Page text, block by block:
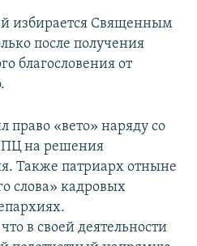
избирается Священным
после получения
благословения от
право «вето» наряду со
на решения
Также патриарх отныне
слова» кадровых
в своей деятельности